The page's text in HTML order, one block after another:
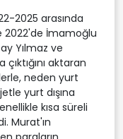
2025 arasında
2022'de İmamoğlu
Yılmaz ve
aktaran
neden yurt
yurt dışına
kısa süreli
Murat'ın